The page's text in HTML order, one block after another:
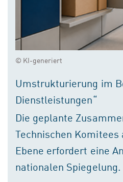
© KI-generiert
Umstrukturierung im
Dienstleistungen“
Die geplante
Technischen
Ebene erfordert eine
nationalen Spiegelung.